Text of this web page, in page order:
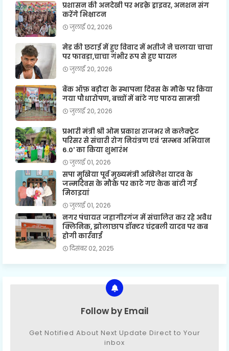
प्रशासन की अनदेखी पर भडक़े ड्राइवर, अनशन संग
करेंगे भिक्षाटन
जुलाई 02, 2026
मेड की छटाई में हुए विवाद में भतीजे ने चलाया चाचा
पर फावड़ा,चाचा गंभीर रूप से हुए घायल
जुलाई 20, 2026
बैंक ऑफ़ बड़ौदा के स्थापना दिवस के मौके पर किया
गया पौधारोपण, बच्चों में बांटे गए पाठय सामग्री
जुलाई 20, 2026
प्रभारी मंत्री श्री ओम प्रकाश राजभर ने कलेक्ट्रेट
परिसर से संचारी रोग नियंत्रण एवं 'सम्भव अभियान
6.0' का किया शुभारंभ
जुलाई 01, 2026
सपा मुखिया पूर्व मुख्यमंत्री अखिलेश यादव के
जन्मदिवस के मौके पर काटे गए केक बांटी गई
मिठाइयां
जुलाई 01, 2026
नगर पंचायत जहागीरगंज में संचालित कर रहे अवैध
क्लिनिक, झोलाछाप डॉक्टर चंद्रबली यादव पर कब
होगी कार्रवाई
दिसंबर 02, 2025
Follow by Email
Get Notified About Next Update Direct to Your
inbox